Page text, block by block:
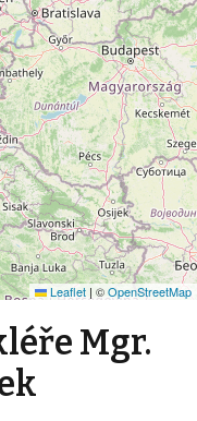
Leaflet | ©OpenStreetMap
Mgr.